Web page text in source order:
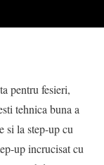
pentru fesieri,
tehnica buna a
si la step-up cu
up incrucisat cu